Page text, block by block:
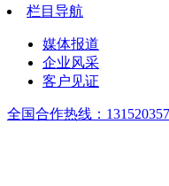
栏目导航
媒体报道
企业风采
客户见证
全国合作热线：